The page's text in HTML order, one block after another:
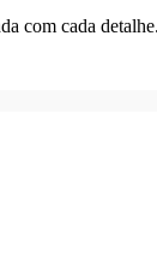
com cada detalhe.